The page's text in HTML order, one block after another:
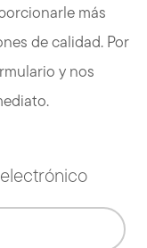
más
de calidad. Por
y nos